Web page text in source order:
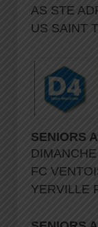
AS STE
US SAINT
SENIORS
FC
YERVILLE